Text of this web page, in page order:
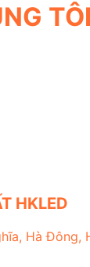
TÔI
HKLED
Hà Đông,